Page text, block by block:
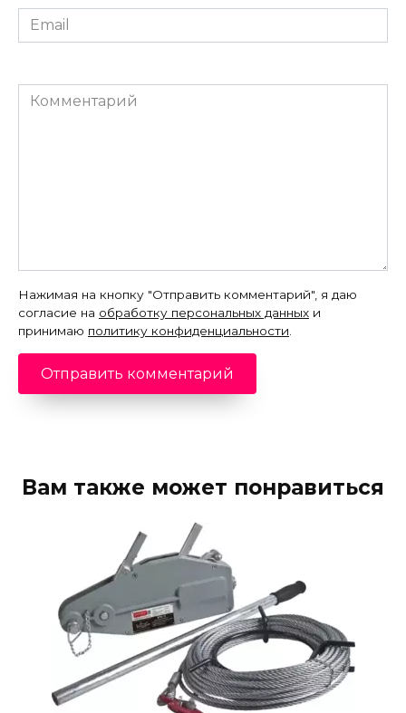
Email
*
Комментарий
Нажимая на кнопку "Отправить комментарий", я даю
согласие на обработку персональных данных и
принимаю политику конфиденциальности
Вам также может понравиться